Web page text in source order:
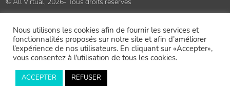
Accueil»Emplois »Ingénieur commercial H/F
Nous utilisons les cookies afin de fournir les services et
fonctionnalités proposés sur notre site et afin d’améliorer
l’expérience de nos utilisateurs. En cliquant sur «Accepter»,
vous consentez à l'utilisation de tous les cookies.
ACCEPTER REFUSER